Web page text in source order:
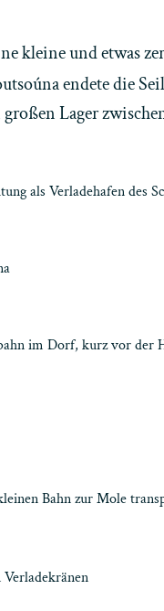
kleine und etwas
endete die
Lager
als Verladehafen des
im Dorf, kurz vor der
Bahn zur Mole